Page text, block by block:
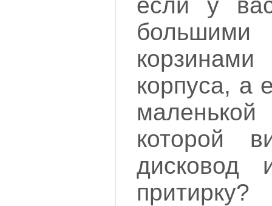
большими
корпуса, а
которой
притирку?